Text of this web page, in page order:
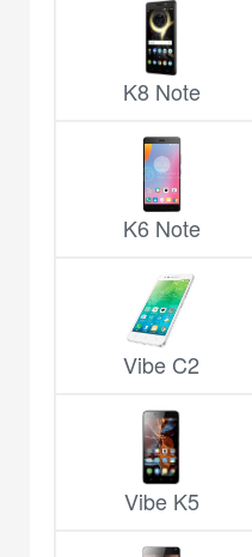
K8 Note
K6 Note
Vibe C2
Vibe K5